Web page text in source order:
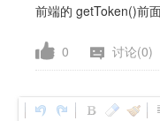
前端的 getToken()前
0 讨论(0)